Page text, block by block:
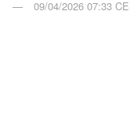
09/04/2026 07:33